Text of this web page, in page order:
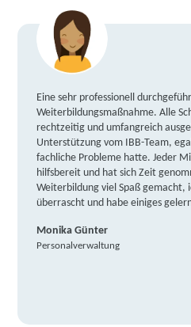
Eine sehr professionell
Weiterbildungsmaßnahme. Alle
rechtzeitig und umfangreich
Unterstützung vom IBB-Team,
fachliche Probleme hatte. Jeder
hilfsbereit und hat sich Zeit
Weiterbildung viel Spaß gemacht,
überrascht und habe einiges
Monika Günter
Personalverwaltung